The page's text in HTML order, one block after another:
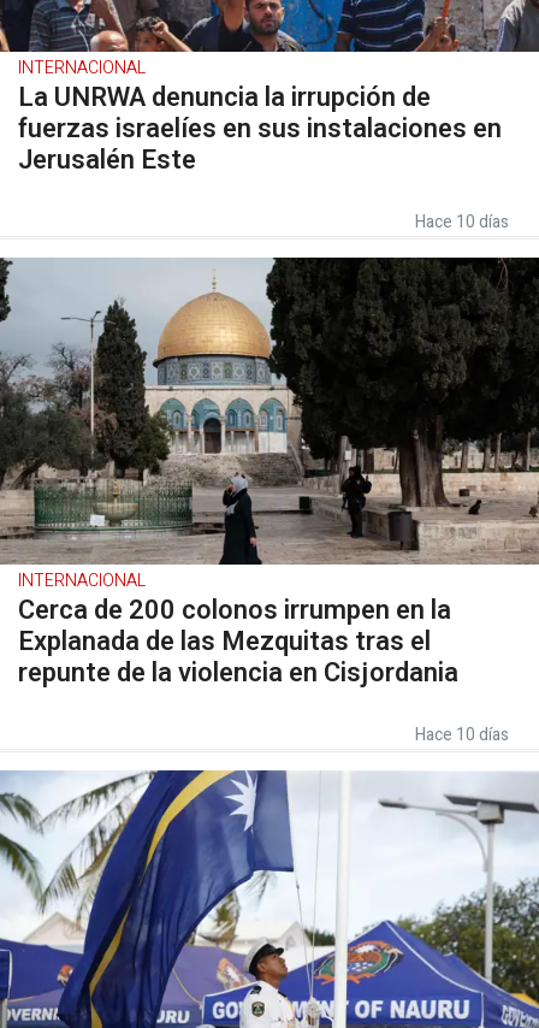
INTERNACIONAL
La UNRWA denuncia la irrupción de
fuerzas israelíes en sus instalaciones en
Jerusalén Este
Hace 10 días
INTERNACIONAL
Cerca de 200 colonos irrumpen en la
Explanada de las Mezquitas tras el
repunte de la violencia en Cisjordania
Hace 10 días